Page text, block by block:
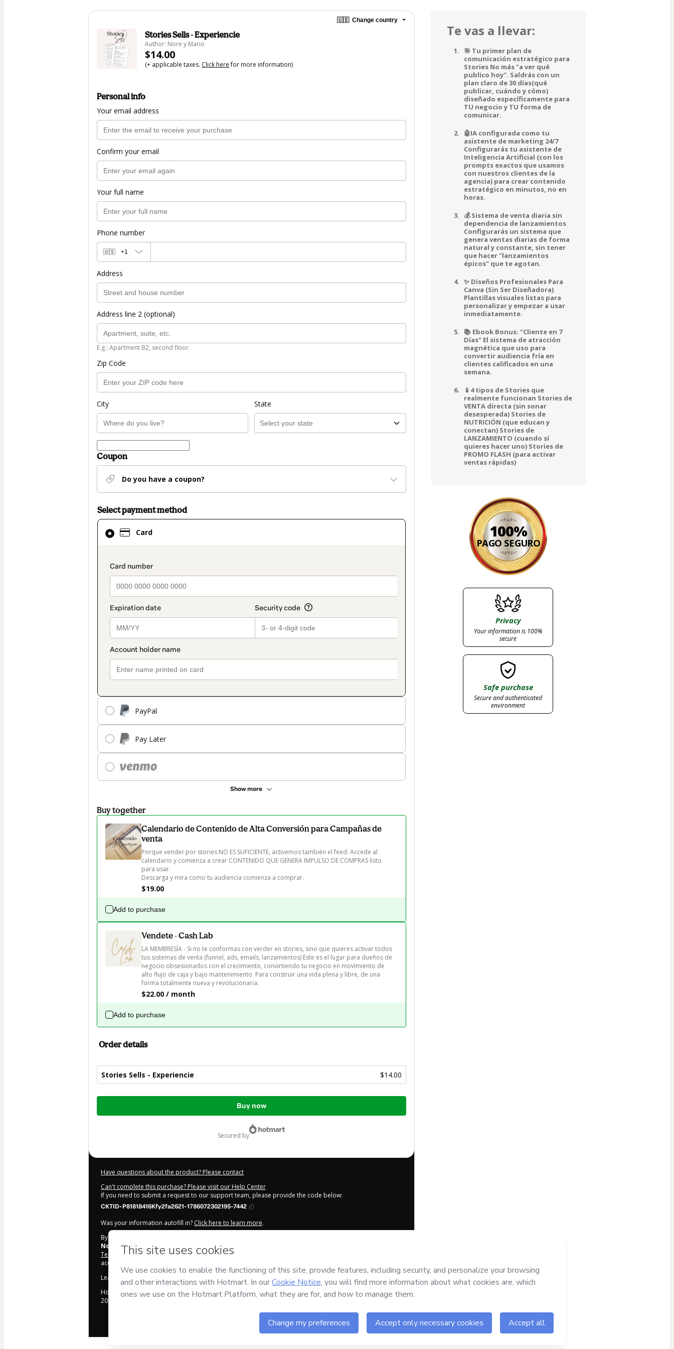
🇺🇸 Change country
Stories Sells - Experiencie
Author: Nore y Mario
$14.00
(+ applicable taxes. Click herefor more information)
Personal info
Your email address
Confirm your email
Your full name
Phone number
🇺🇸 +1
Address
Address line 2 (optional)
E.g.: Apartment B2, second floor.
Zip Code
City State
Coupon
Do you have a coupon?
Select payment method
Card
payment_data.section_title_v2
PayPal
Pay Later
Show more
Card
selected
method
Buy together
Calendario de Contenido de Alta Conversión para Campañas de
venta
Porque vender por stories NO ES SUFICIENTE, activemos también el feed. Accede al
calendario y comienza a crear CONTENIDO QUE GENERA IMPULSO DE COMPRAS listo
para usar.
Descarga y mira como tu audiencia comienza a comprar.
$19.00
Add to purchase
Vendete - Cash Lab
LA MEMBRESÍA - Si no te conformas con verder en stories, sino que quieres activar todos
tus sistemas de venta (funnel, ads, emails, lanzamientos) Este es el lugar para dueños de
negocio obsesionados con el crecimiento, convirtiendo tu negocio en movimiento de
alto flujo de caja y bajo mantenimiento. Para construir una vida plena y libre, de una
forma totalmente nueva y revolucionaria.
$22.00 / month
Add to purchase
Order details
Stories Sells - Experiencie $14.00
Total
Buy now
secured by
Have questions about the product? Please contact
Can't complete this purchase? Please visit our Help Center
If you need to submit a request to our support team, please provide the code below:
CKTID-P81818416Kfy2fa2621-1786072302195-7442
Was your information autofill in? Click here to learn more.
By clicking 'Buy Now' I declare that I (i) understand that Hotmart is processing this order on behalf of
Nore y Mario
and has no responsibility for the content and/or control over it; (ii) agree to Hotmart’s
Terms of Use,Privacy Policyand other company policies
accompanied by a legal guardian.
Learn more about your purchase
here.
Hotmart ©2026- All rights reserved
2026-08-07T03:11:44.326Z
Te vas a llevar:
🎯 Tu primer plan de
comunicación estratégico para
Stories No más "a ver qué
publico hoy". Saldrás con un
plan claro de 30 días(qué
publicar, cuándo y cómo)
diseñado específicamente para
TU negocio y TU forma de
comunicar.
🤖IA configurada como tu
asistente de marketing 24/7
Configurarás tu asistente de
Inteligencia Artificial (con los
prompts exactos que usamos
con nuestros clientes de la
agencia) para crear contenido
estratégico en minutos, no en
horas.
💰 Sistema de venta diaria sin
dependencia de lanzamientos
Configurarás un sistema que
genera ventas diarias de forma
natural y constante, sin tener
que hacer "lanzamientos
épicos" que te agotan.
✨ Diseños Profesionales Para
Canva (Sin Ser Diseñadora)
Plantillas visuales listas para
personalizar y empezar a usar
inmediatamente.
📚 Ebook Bonus: "Cliente en 7
Días" El sistema de atracción
magnética que uso para
convertir audiencia fría en
clientes calificados en una
semana.
📱4 tipos de Stories que
realmente funcionan Stories de
VENTA directa (sin sonar
desesperada) Stories de
NUTRICIÓN (que educan y
conectan) Stories de
LANZAMIENTO (cuando sí
quieres hacer uno) Stories de
PROMO FLASH (para activar
ventas rápidas)
100%
PAGO SEGURO
Privacy
Your information is 100%
secure
Safe purchase
Secure and authenticated
environment